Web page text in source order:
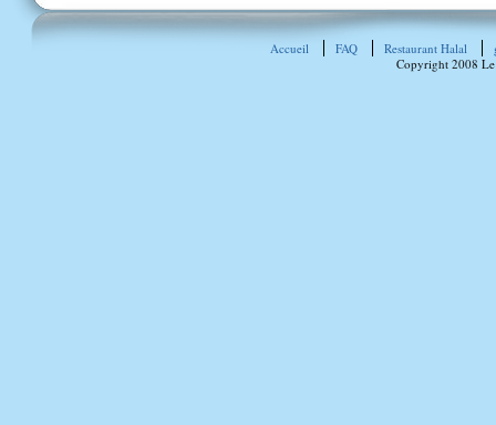
Accueil FAQ Restaurant Halal
Copyright 2008